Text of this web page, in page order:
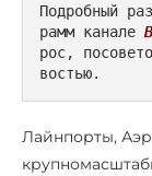
Подробный
рамм канале
рос,
востью.
Лайнпорты,